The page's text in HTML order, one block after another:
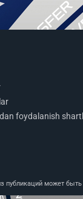
foydalanish
может